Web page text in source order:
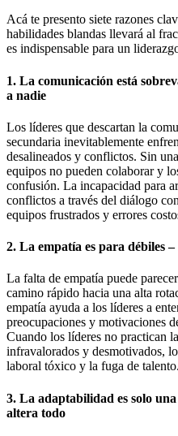
Acá te presento siete razones
habilidades blandas llevará al
es indispensable para un
1. La comunicación está
a nadie
Los líderes que descartan la
secundaria inevitablemente
desalineados y conflictos. Sin
equipos no pueden colaborar y
confusión. La incapacidad para
conflictos a través del diálogo
equipos frustrados y errores
2. La empatía es para débiles
La falta de empatía puede
camino rápido hacia una alta
empatía ayuda a los líderes a
preocupaciones y motivaciones
Cuando los líderes no practican
infravalorados y desmotivados,
laboral tóxico y la fuga de talento.
3. La adaptabilidad es solo
altera todo